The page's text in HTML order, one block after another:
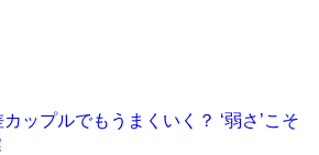
カップルでもうまくいく？ ‘弱さ’こそ